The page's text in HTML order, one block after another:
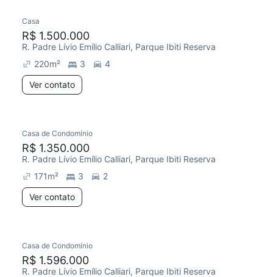
Casa
R$ 1.500.000
R. Padre Lívio Emílio Calliari, Parque Ibiti Reserva
220m² 3
4
Ver contato
Casa de Condomínio
R$ 1.350.000
R. Padre Lívio Emílio Calliari, Parque Ibiti Reserva
171m² 3
2
Ver contato
Casa de Condomínio
R$ 1.596.000
R. Padre Lívio Emílio Calliari, Parque Ibiti Reserva